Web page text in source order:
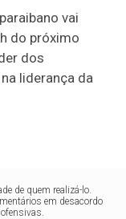
vai
do próximo
dos
liderança da
de quem realizá-lo.
em desacordo